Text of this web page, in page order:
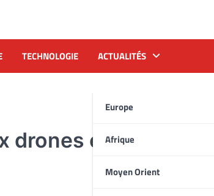
TECHNOLOGIE ACTUALITÉS
Europe
Afrique
Moyen Orient
drones et missiles au